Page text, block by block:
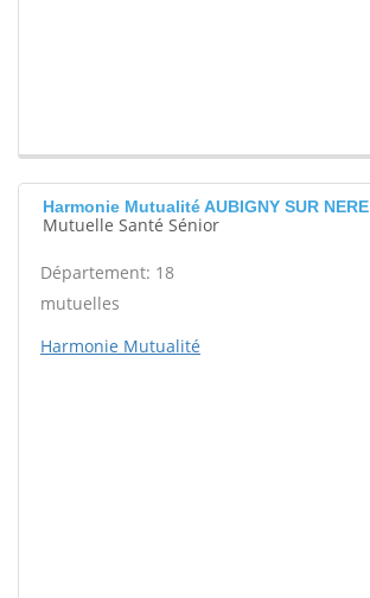
Harmonie Mutualité AUBIGNY SUR NERE
Mutuelle Santé Sénior
Département: 18
mutuelles
Harmonie Mutualité